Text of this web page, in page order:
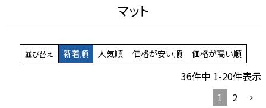
マット
並び替え 新着順 人気順 価格が安い順 価格が高い順
36件中 1-20件表示
1
2